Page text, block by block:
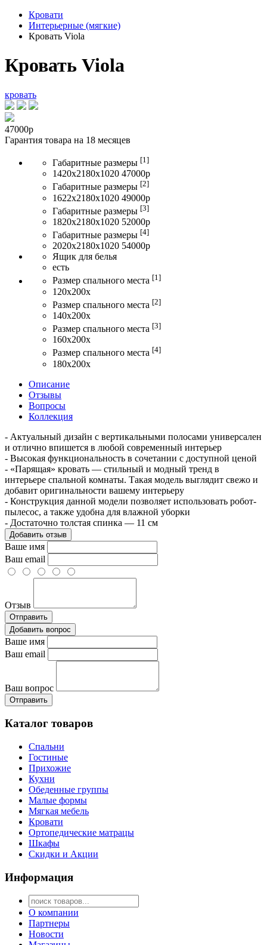
Кровати
Интерьерные (мягкие)
Кровать Viola
Кровать Viola
кровать
47000р
Гарантия товара на 18 месяцев
Габаритные размеры [1]
1420x2180x1020 47000р
Габаритные размеры [2]
1622x2180x1020 49000р
Габаритные размеры [3]
1820x2180x1020 52000р
Габаритные размеры [4]
2020x2180x1020 54000р
Ящик для белья
есть
Размер спального места [1]
120x200x
Размер спального места [2]
140x200x
Размер спального места [3]
160x200x
Размер спального места [4]
180x200x
Описание
Отзывы
Вопросы
Коллекция
- Актуальный дизайн с вертикальными полосами универсален
и отлично впишется в любой современный интерьер
- Высокая функциональность в сочетании с доступной ценой
- «Парящая» кровать — стильный и модный тренд в
интерьере спальной комнаты. Такая модель выглядит свежо и
добавит оригинальности вашему интерьеру
- Конструкция данной модели позволяет использовать робот-
пылесос, а также удобна для влажной уборки
- Достаточно толстая спинка — 11 см
Добавить отзыв
Ваше имя
Ваш email
Отзыв
Отправить
Добавить вопрос
Ваше имя
Ваш email
Ваш вопрос
Отправить
Каталог товаров
Спальни
Гостиные
Прихожие
Кухни
Обеденные группы
Малые формы
Мягкая мебель
Кровати
Ортопедические матрацы
Шкафы
Скидки и Акции
Информация
О компании
Партнеры
Новости